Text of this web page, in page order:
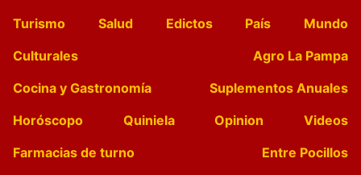
Turismo
Salud Edictos País
Mundo
Culturales
Agro La Pampa
Cocina y Gastronomía
Suplementos Anuales
Horóscopo
Quiniela Opinion
Videos
Farmacias de turno
Entre Pocillos